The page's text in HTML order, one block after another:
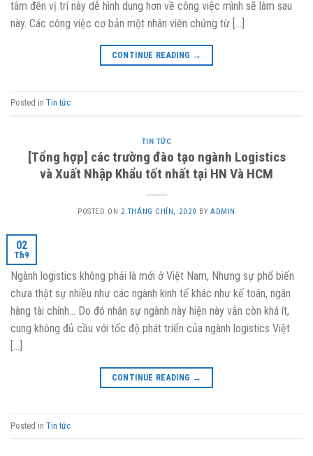
tâm đên vị trí này dễ hình dung hơn về công việc mình sẽ làm sau
này. Các công việc cơ bản một nhân viên chứng từ […]
CONTINUE READING →
Posted in Tin tức
TIN TỨC
[Tổng hợp] các trường đào tạo ngành Logistics
và Xuất Nhập Khẩu tốt nhất tại HN Và HCM
POSTED ON 2 THÁNG CHÍN, 2020 BYADMIN
02
Th9
Ngành logistics không phải là mới ở Việt Nam, Nhưng sự phổ biến
chưa thật sự nhiều như các ngành kinh tế khác như kế toán, ngân
hàng tài chính… Do đó nhân sự ngành này hiện này vẫn còn khá ít,
cung không đủ cầu với tốc độ phát triển của ngành logistics Việt
[…]
CONTINUE READING →
Posted in Tin tức